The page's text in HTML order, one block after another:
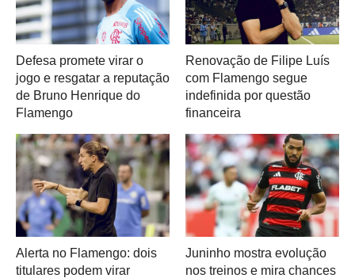
Defesa promete virar o
jogo e resgatar a reputação
de Bruno Henrique do
Flamengo
Renovação de Filipe Luís
com Flamengo segue
indefinida por questão
financeira
Alerta no Flamengo: dois
titulares podem virar
Juninho mostra evolução
nos treinos e mira chances